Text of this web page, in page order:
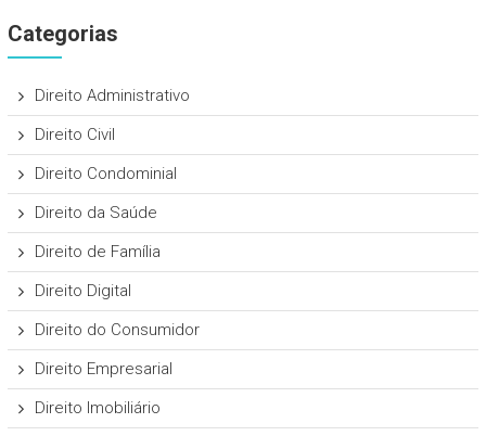
Categorias
Direito Administrativo
Direito Civil
Direito Condominial
Direito da Saúde
Direito de Família
Direito Digital
Direito do Consumidor
Direito Empresarial
Direito Imobiliário